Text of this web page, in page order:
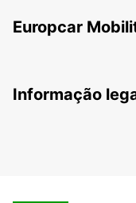
Europcar
Informação